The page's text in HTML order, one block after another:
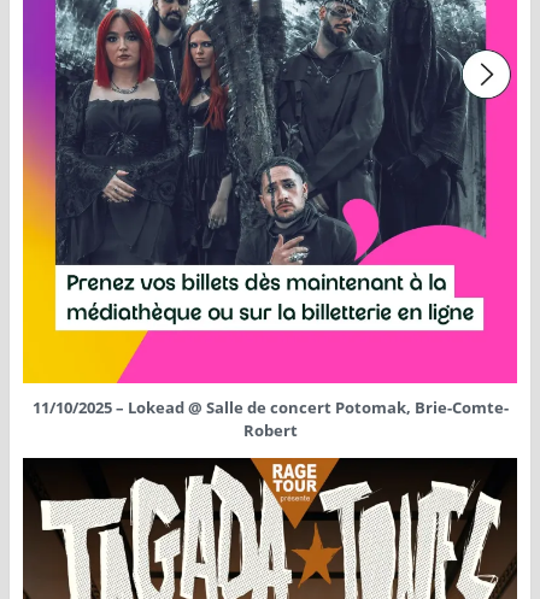
11/10/2025 – Lokead @ Salle de concert Potomak, Brie-Comte-
Robert